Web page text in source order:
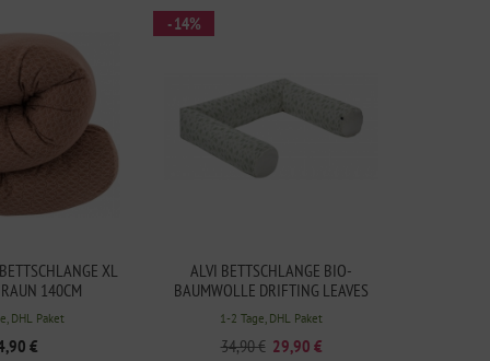
XL
140CM
DHL Paket
€
ALVI BETTSCHLANGE BIO-
BAUMWOLLE DRIFTING LEAVES
1-2 Tage, DHL Paket
34,90 € 29,90 €
- 14%